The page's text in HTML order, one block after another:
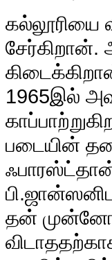
கல்லூரியை
1965இல்
படையின்
தன்